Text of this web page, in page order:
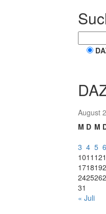
August
M D M
3 4 5 6
1011 12
171819
242526
31
« Juli